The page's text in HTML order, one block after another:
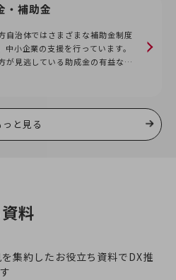
で
・補助金
自治体ではさまざまな補助金制度
中小企業の支援を行っています。
が見逃している助成金の有益な情
っと見る
料
集約したお役立ち資料でDX推